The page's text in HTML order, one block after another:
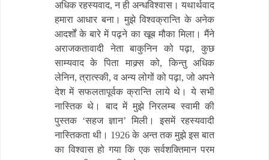
अधिक रहस्यवाद, न ही अन्धविश्वास। यथार्थवाद
हमारा आधार बना। मुझे विश्वक्रान्ति के अनेक
आदर्शों के बारे में पढ़ने का खूब मौका मिला। मैंने
अराजकतावादी नेता बाकुनिन को पढ़ा, कुछ
साम्यवाद के पिता माक्र्स को, किन्तु अधिक
लेनिन, त्रात्स्की, व अन्य लोगों को पढ़ा, जो अपने
देश में सफलतापूर्वक क्रान्ति लाये थे। ये सभी
नास्तिक थे। बाद में मुझे निरलम्ब स्वामी की
पुस्तक ‘सहज ज्ञान’ मिली। इसमें रहस्यवादी
नास्तिकता थी। 1926 के अन्त तक मुझे इस बात
का विश्वास हो गया कि एक सर्वशक्तिमान परम